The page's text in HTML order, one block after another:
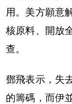
用。美方願意
核原料、開放
查。
鄧飛表示，失
的籌碼，而伊